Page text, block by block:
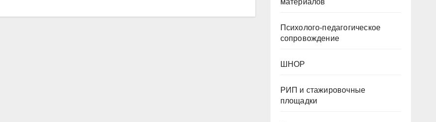
материалов
Психолого-педагогическое
сопровождение
ШНОР
РИП и стажировочные
площадки